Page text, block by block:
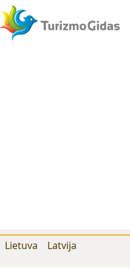
Lietuva Latvija